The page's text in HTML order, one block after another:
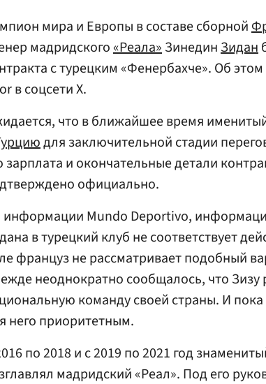
мира и Европы в составе сборной
мадридского«Реала»ЗинединЗидан
с турецким «Фенербахче». Об
в соцсети Х.
что в ближайшее время
для заключительной стадии
зарплата и окончательные детали
официально.
Mundo Deportivo,
в турецкий клуб не соответствует
француз не рассматривает подобный
неоднократно сообщалось, что Зизу
команду своей страны. И пока
него приоритетным.
по 2018 и с 2019 по 2021 год
мадридский «Реал». Под его